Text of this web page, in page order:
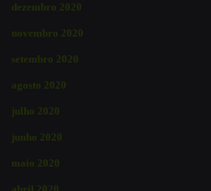
dezembro 2020
novembro 2020
setembro 2020
agosto 2020
julho 2020
junho 2020
maio 2020